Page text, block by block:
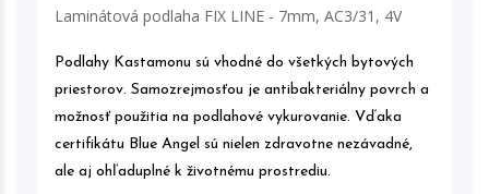
Laminátová podlaha FIX LINE - 7mm, AC3/31, 4V
Podlahy Kastamonu sú vhodné do všetkých bytových
priestorov. Samozrejmosťou je antibakteriálny povrch a
možnosť použitia na podlahové vykurovanie. Vďaka
certifikátu Blue Angel sú nielen zdravotne nezávadné,
ale aj ohľaduplné k životnému prostrediu.